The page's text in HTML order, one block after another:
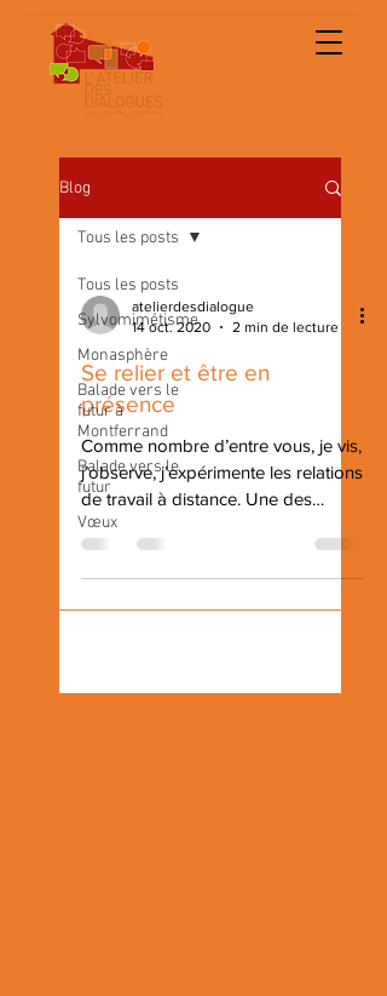
Blog
Tous les posts
Sylvomimétisme
Monasphère
Balade vers le
futur à
Montferrand
Balade vers le
futur
Vœux
Tous les posts
atelierdesdialogue
14 oct. 2020
2 min de lecture
Se relier et être en
présence
Comme nombre d’entre vous, je vis,
j’observe, j’expérimente les relations
de travail à distance. Une des
questions qui se posent à nous...